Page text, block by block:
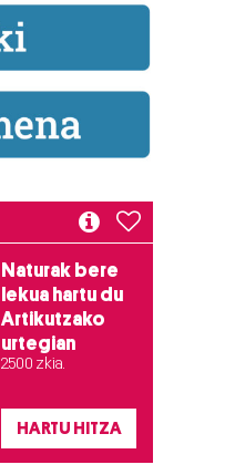
Naturak bere
lekua hartu du
Artikutzako
urtegian
2.500 zkia.
HARTU HITZA